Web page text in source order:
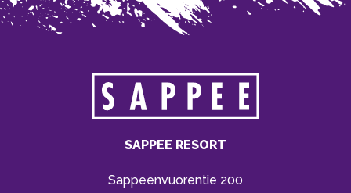
SAPPEE RESORT
Sappeenvuorentie 200